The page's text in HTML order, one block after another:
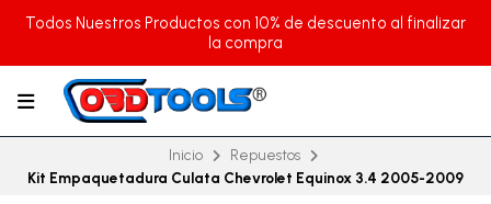
Todos Nuestros Productos con 10% de descuento al finalizar
la compra
Inicio
Repuestos
Kit Empaquetadura Culata Chevrolet Equinox 3.4 2005-2009